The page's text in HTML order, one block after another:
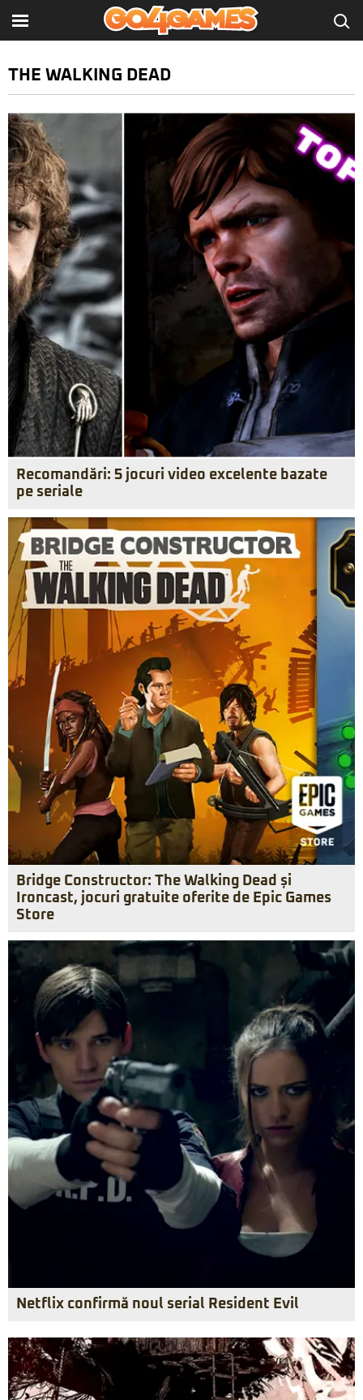
THE WALKING DEAD
Recomandări: 5 jocuri video excelente bazate
pe seriale
Bridge Constructor: The Walking Dead și
Ironcast, jocuri gratuite oferite de Epic Games
Store
Netflix confirmă noul serial Resident Evil